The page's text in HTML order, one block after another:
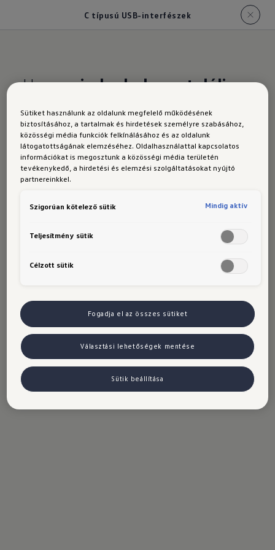
C típusú USB-interfészek
Hogymindenhol megtaláljaa
C típusú USB-interfészek
Ennek a hátul ülők is örülni fognak: Life
felszereltségi szinttől a középkonzol hátsó
csatlakozó található - a két C típusú USB-
felszereltségi szinten megtalálhatók. Így bárki
könnyedén feltöltheti mobilkészülékeit utazás
Sütiket használunk az oldalunk megfelelő működésének
biztosításához, a tartalmak és hirdetések személyre szabásához,
közösségi média funkciók felkínálásához és az oldalunk
látogatottságának elemzéséhez. Oldalhasználattal kapcsolatos
információkat is megosztunk a közösségi média területén
tevékenykedő, a hirdetési és elemzési szolgáltatásokat nyújtó
partnereinkkel.
Szigorúan kötelező sütik Mindig aktív
Teljesítmény sütik
Célzott sütik
Fogadja el az összes sütiket
Választási lehetőségek mentése
Sütik beállítása